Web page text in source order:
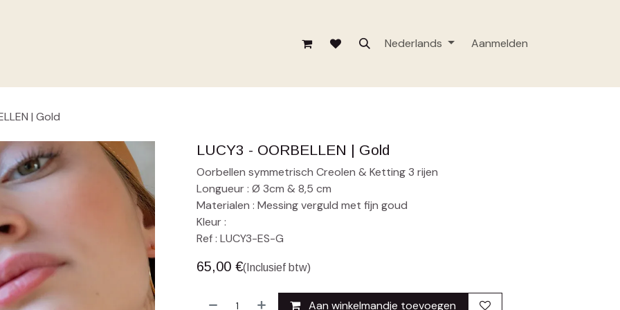
Nederlands Aanmelden
| Gold
LUCY3 - OORBELLEN | Gold
Oorbellen symmetrisch Creolen & Ketting 3 rijen
Longueur : Ø 3cm & 8,5 cm
Materialen : Messing verguld met fijn goud
Kleur :
Ref : LUCY3-ES-G
65,00 €(Inclusief btw)
Aan winkelmandje toevoegen